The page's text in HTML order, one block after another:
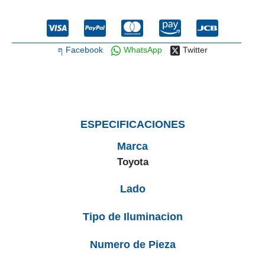
Facebook WhatsApp Twitter
ESPECIFICACIONES
Marca
Toyota
Lado
Tipo de Iluminacion
Numero de Pieza